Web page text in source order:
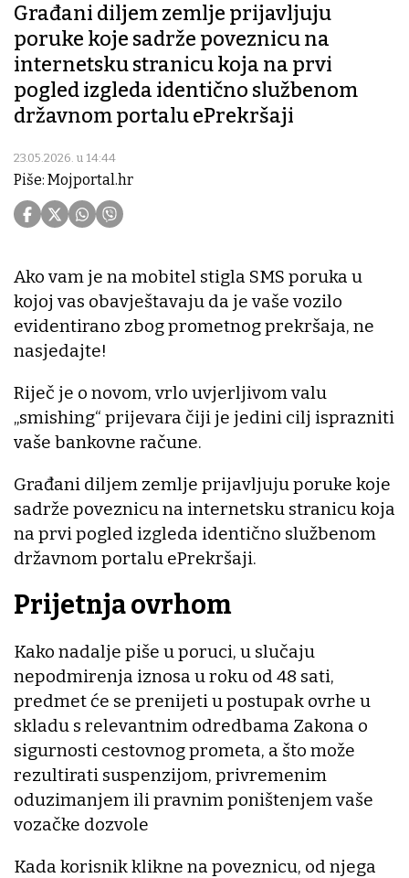
Građani diljem zemlje prijavljuju
poruke koje sadrže poveznicu na
internetsku stranicu koja na prvi
pogled izgleda identično službenom
državnom portalu ePrekršaji
23.05.2026. u 14:44
Piše: Mojportal.hr
Ako vam je na mobitel stigla SMS poruka u
kojoj vas obavještavaju da je vaše vozilo
evidentirano zbog prometnog prekršaja, ne
nasjedajte!
Riječ je o novom, vrlo uvjerljivom valu
„smishing“ prijevara čiji je jedini cilj isprazniti
vaše bankovne račune.
Građani diljem zemlje prijavljuju poruke koje
sadrže poveznicu na internetsku stranicu koja
na prvi pogled izgleda identično službenom
državnom portalu ePrekršaji.
Prijetnja ovrhom
Kako nadalje piše u poruci, u slučaju
nepodmirenja iznosa u roku od 48 sati,
predmet će se prenijeti u postupak ovrhe u
skladu s relevantnim odredbama Zakona o
sigurnosti cestovnog prometa, a što može
rezultirati suspenzijom, privremenim
oduzimanjem ili pravnim poništenjem vaše
vozačke dozvole
Kada korisnik klikne na poveznicu, od njega